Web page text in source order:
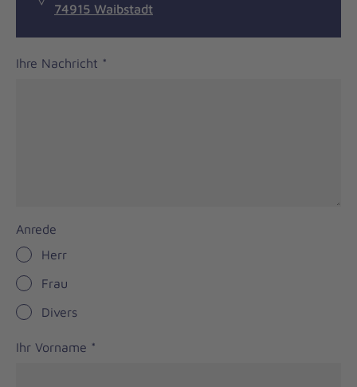
74915 Waibstadt
Ihre Nachricht *
Anrede
Herr
Frau
Divers
Ihr Vorname *